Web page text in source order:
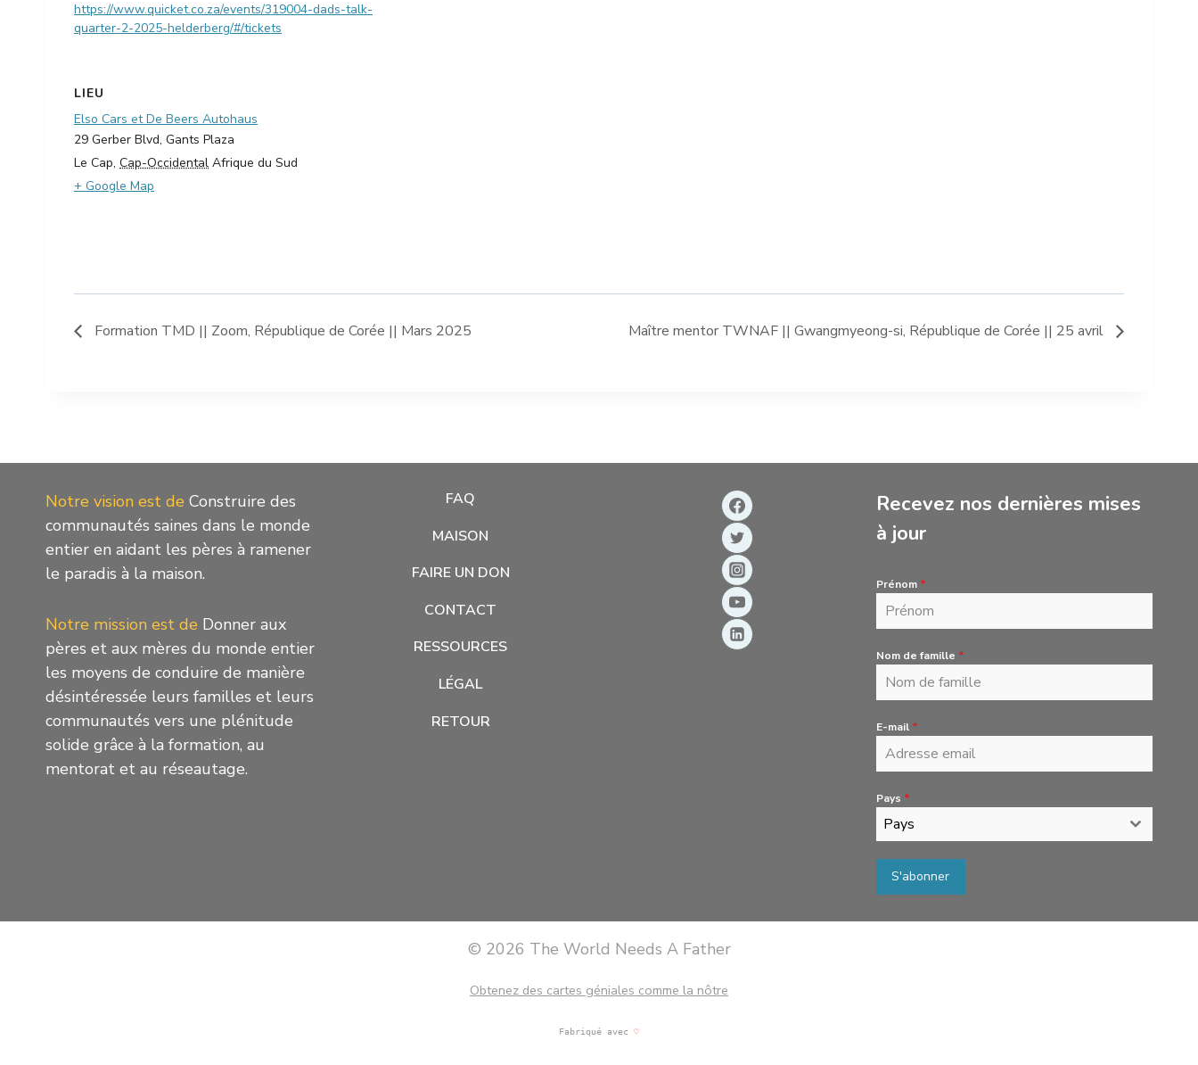
https://www.quicket.co.za/events/319004-dads-talk-
quarter-2-2025-helderberg/#/tickets
LIEU
Elso Cars et De Beers Autohaus
29 Gerber Blvd, Gants Plaza
Le Cap, Cap-Occidental Afrique du Sud
+ Google Map
Formation TMD || Zoom, République de Corée || Mars 2025 Maître mentor TWNAF || Gwangmyeong-si, République de Corée || 25 avril
Notre vision est de Construire des
communautés saines dans le monde
entier en aidant les pères à ramener
le paradis à la maison.
Notre mission est de Donner aux
pères et aux mères du monde entier
les moyens de conduire de manière
désintéressée leurs familles et leurs
communautés vers une plénitude
solide grâce à la formation, au
mentorat et au réseautage.
FAQ
MAISON
FAIRE UN DON
CONTACT
RESSOURCES
LÉGAL
RETOUR
Recevez nos dernières mises
à jour
Prénom *
Nom de famille *
E-mail *
Pays *
Pays
S'abonner
© 2026 The World Needs A Father
Obtenez des cartes géniales comme la nôtre
Fabriqué avec ♡